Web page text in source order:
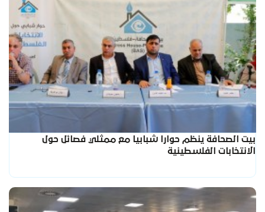
بيت الصحافة ينظم حوارا شبابيا مع ممثلي فصائل حول
الانتخابات الفلسطينية